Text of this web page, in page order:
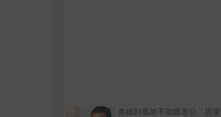
產婦到底能不能跟老公「恩